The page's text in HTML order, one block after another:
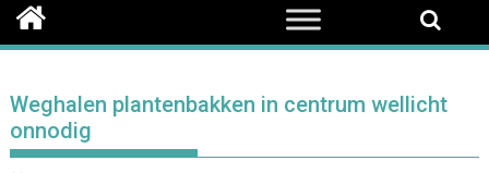
Weghalen plantenbakken in centrum wellicht
onnodig